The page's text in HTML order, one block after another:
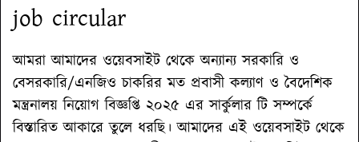
job circular
আমরা আমাদের ওয়েবসাইট থেকে অন্যান্য সরকারি ও
বেসরকারি/এনজিও চাকরির মত প্রবাসী কল্যাণ ও বৈদেশিক
মন্ত্রনালয় নিয়োগ বিজ্ঞপ্তি ২০২৫ এর সার্কুলার টি সম্পর্কে
বিস্তারিত আকারে তুলে ধরছি। আমাদের এই ওয়েবসাইট থেকে